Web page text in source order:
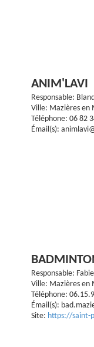
ANIM'LAVI
Responsable:
Ville: Mazières en
Téléphone: 06 82
Émail(s):
Responsable:
Ville: Mazières en
Téléphone:
Émail(s):
Site: https://saint-